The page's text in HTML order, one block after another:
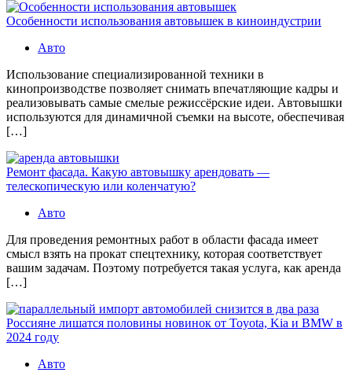
Особенности использования автовышек в киноиндустрии
Авто
Использование специализированной техники в
кинопроизводстве позволяет снимать впечатляющие кадры и
реализовывать самые смелые режиссёрские идеи. Автовышки
используются для динамичной съемки на высоте, обеспечивая
[…]
Ремонт фасада. Какую автовышку арендовать —
телескопическую или коленчатую?
Авто
Для проведения ремонтных работ в области фасада имеет
смысл взять на прокат спецтехнику, которая соответствует
вашим задачам. Поэтому потребуется такая услуга, как аренда
[…]
Россияне лишатся половины новинок от Toyota, Kia и BMW в
2024 году
Авто